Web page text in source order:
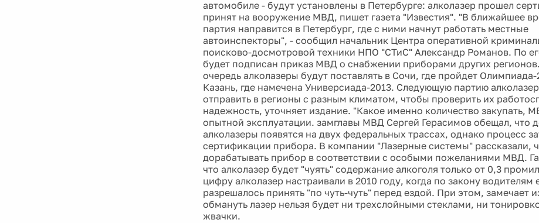
автомобиле - будут установлены в Петербурге: алколазер прошел
принят на вооружение МВД, пишет газета "Известия". "В ближайшее
партия направится в Петербург, где с ними начнут работать местные
автоинспекторы", - сообщил начальник Центра оперативной
поисково-досмотровой техники НПО "СТиС" Александр Романов. По
будет подписан приказ МВД о снабжении приборами других
очередь алколазеры будут поставлять в Сочи, где пройдет Олимпиада-
Казань, где намечена Универсиада-2013. Следующую партию
отправить в регионы с разным климатом, чтобы проверить их
надежность, уточняет издание. "Какое именно количество закупать,
опытной эксплуатации. замглавы МВД Сергей Герасимов обещал, что
алколазеры появятся на двух федеральных трассах, однако процесс
сертификации прибора. В компании "Лазерные системы" рассказали,
дорабатывать прибор в соответствии с особыми пожеланиями МВД.
что алколазер будет "чуять" содержание алкоголя только от 0,3
цифру алколазер настраивали в 2010 году, когда по закону водителям
разрешалось принять "по чуть-чуть" перед ездой. При этом, замечает
обмануть лазер нельзя будет ни трехслойными стеклами, ни
жвачки.